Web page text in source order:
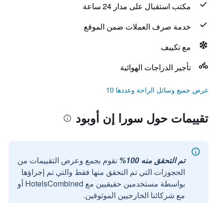
مكتب استقبال على مدار 24 ساعة
خدمة صرف العملات ضمن الموقع
مع تكييف
تأجير الدراجات الهوائية
عرض جميع وسائل الراحة وعددها 10
تقييمات حول سورا إن أوبود
تم التحقق منه 100%
نقوم بجمع وعرض التقييمات من
الحجوزات التي تم التحقق منها فقط والتي تم إجراؤها
بواسطة مستخدمين حقيقيين مع HotelsCombined أو
مع شركائنا الخارجيين الموثوقين.